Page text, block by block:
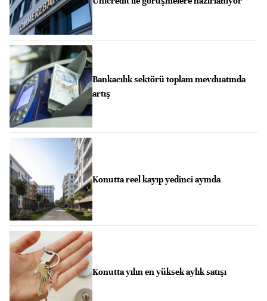
Bankacılık sektörü toplam mevduatında
artış
Konutta reel kayıp yedinci ayında
Konutta yılın en yüksek aylık satışı